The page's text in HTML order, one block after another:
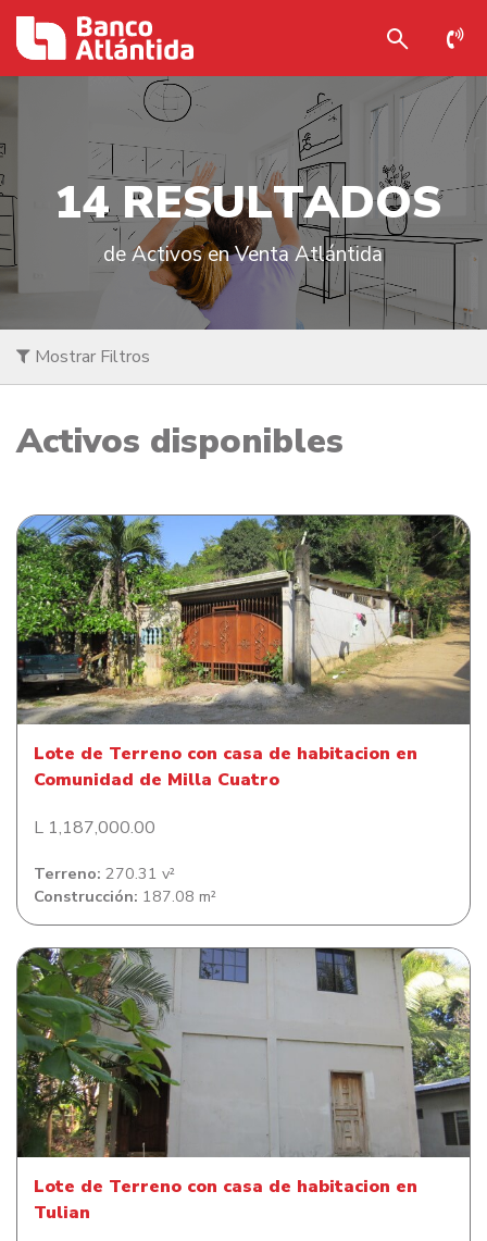
14 RESULTADOS
de Activos en Venta Atlántida
Mostrar Filtros
Activos disponibles
Lote de Terreno con casa de habitacion en Comunidad
de Milla Cuatro
Lote de Terreno con casa de habitacion en
Comunidad de Milla Cuatro
L 1,187,000.00
Terreno: 270.31 v²
Construcción: 187.08 m²
Lote de Terreno con casa de habitacion en Tulian
Lote de Terreno con casa de habitacion en
Tulian